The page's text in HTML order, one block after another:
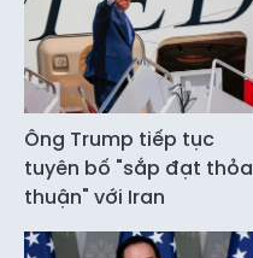
Ông Trump tiếp tục
tuyên bố "sắp đạt thỏa
thuận" với Iran